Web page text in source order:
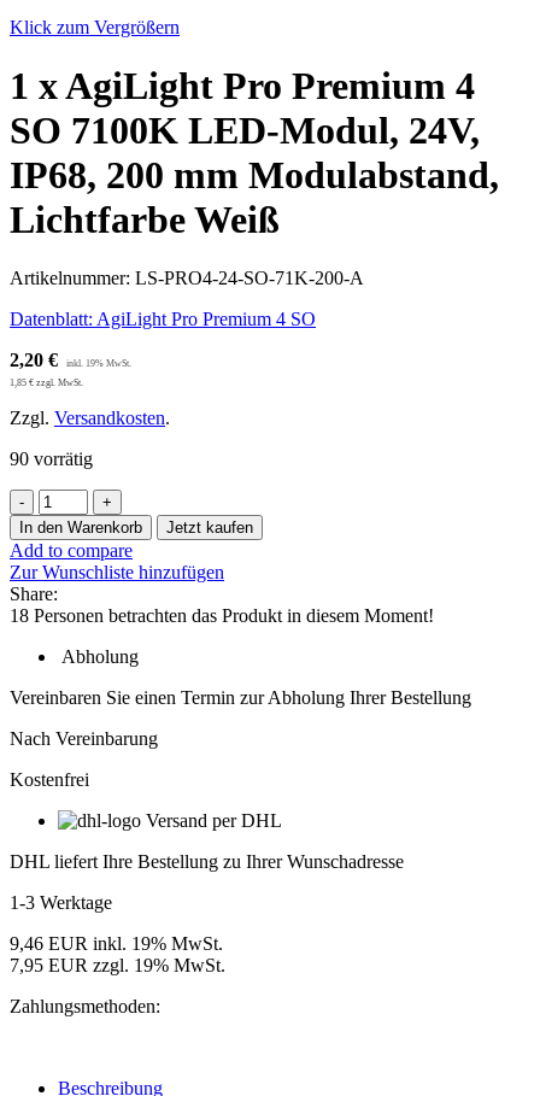
Klick zum Vergrößern
1 x AgiLight Pro Premium 4
SO 7100K LED-Modul, 24V,
IP68, 200 mm Modulabstand,
Lichtfarbe Weiß
Artikelnummer: LS-PRO4-24-SO-71K-200-A
Datenblatt: AgiLight Pro Premium 4 SO
2,20 €
1,85 € zzgl. MwSt.
Zzgl. Versandkosten.
90 vorrätig
1
x
AgiLight
Pro
Premium
4
7100K
Modul,
IP68,
mm
Lichtfarbe
Menge
In den Warenkorb Jetzt kaufen
Add to compare
Zur Wunschliste hinzufügen
Share:
18 Personen betrachten das Produkt in diesem Moment!
Abholung
Vereinbaren Sie einen Termin zur Abholung Ihrer Bestellung
Nach Vereinbarung
Kostenfrei
Versand per DHL
DHL liefert Ihre Bestellung zu Ihrer Wunschadresse
1-3 Werktage
9,46 EUR inkl. 19% MwSt.
7,95 EUR zzgl. 19% MwSt.
Zahlungsmethoden:
Beschreibung